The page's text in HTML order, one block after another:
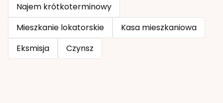
Najem krótkoterminowy
Mieszkanie lokatorskie
Kasa mieszkaniowa
Eksmisja
Czynsz